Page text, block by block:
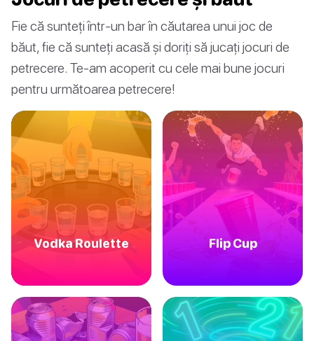
Fie că sunteți într-un bar în căutarea unui joc de
băut, fie că sunteți acasă și doriți să jucați jocuri de
petrecere. Te-am acoperit cu cele mai bune jocuri
pentru următoarea petrecere!
Vodka Roulette Flip Cup